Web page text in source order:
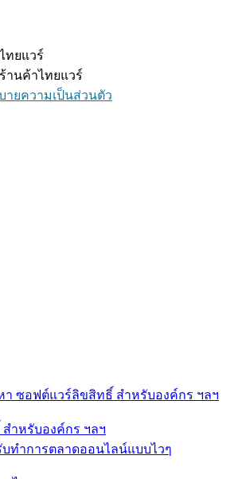
ทยแวร์
านค้าไทยแวร์
ายความเป็นส่วนตัว
ำหรับองค์กร ฯลฯ